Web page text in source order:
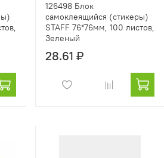
126498 Блок
самоклеящийся (стикеры)
STAFF 76*76мм, 100 листов,
Зеленый
28.61 ₽